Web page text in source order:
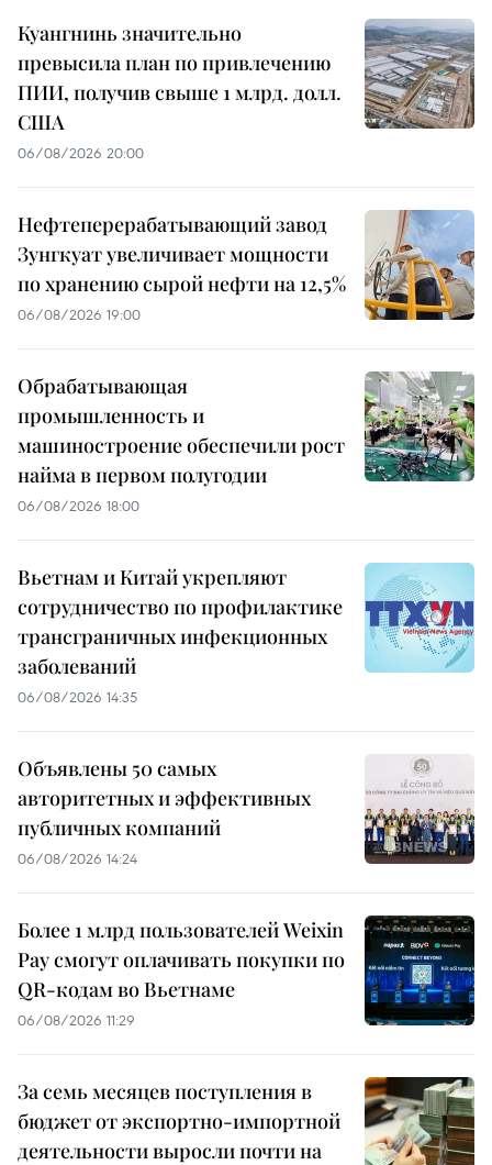
Куангнинь значительно
превысила план по привлечению
ПИИ, получив свыше 1 млрд. долл.
США
06/08/2026 20:00
Нефтеперерабатывающий завод
Зунгкуат увеличивает мощности
по хранению сырой нефти на 12,5%
06/08/2026 19:00
Обрабатывающая
промышленность и
машиностроение обеспечили рост
найма в первом полугодии
06/08/2026 18:00
Вьетнам и Китай укрепляют
сотрудничество по профилактике
трансграничных инфекционных
заболеваний
06/08/2026 14:35
Объявлены 50 самых
авторитетных и эффективных
публичных компаний
06/08/2026 14:24
Более 1 млрд пользователей Weixin
Pay смогут оплачивать покупки по
QR-кодам во Вьетнаме
06/08/2026 11:29
За семь месяцев поступления в
бюджет от экспортно-импортной
деятельности выросли почти на